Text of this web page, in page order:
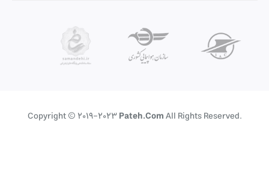
Copyright © 2019-2023Pateh.comAll Rights Reserved.